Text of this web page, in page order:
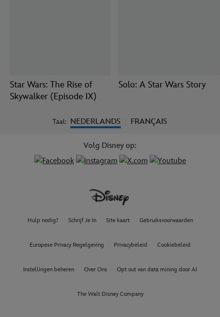
Star Wars: The Rise of
Skywalker (Episode IX)
Solo: A Star Wars Story
Taal: NEDERLANDS FRANÇAIS
Volg Disney op:
Hulp nodig? Schrijf Je In Site kaart Gebruiksvoorwaarden
Europese Privacy Regelgeving Privacybeleid Cookiebeleid
Instellingen beheren Over Ons Opt out van data mining door AI
The Walt Disney Company